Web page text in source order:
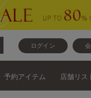
ログイン
予約アイテム 店舗リス